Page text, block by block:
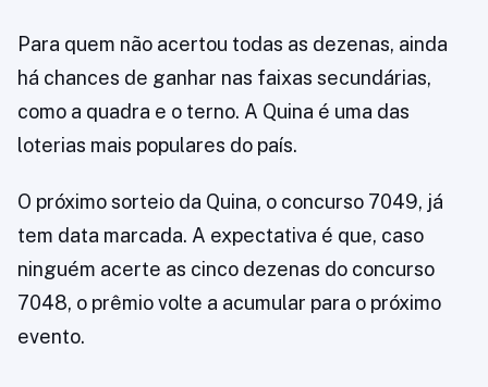
Para quem não acertou todas as dezenas, ainda
há chances de ganhar nas faixas secundárias,
como a quadra e o terno. A Quina é uma das
loterias mais populares do país.
O próximo sorteio da Quina, o concurso 7049, já
tem data marcada. A expectativa é que, caso
ninguém acerte as cinco dezenas do concurso
7048, o prêmio volte a acumular para o próximo
evento.